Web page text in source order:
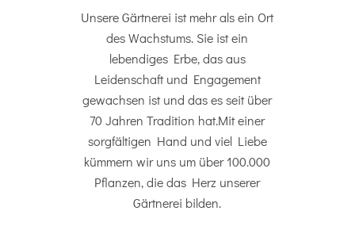
Unsere Gärtnerei ist mehr als ein Ort
des Wachstums. Sie ist ein
lebendiges Erbe, das aus
Leidenschaft und Engagement
gewachsen ist und das es seit über
70 Jahren Tradition hat.Mit einer
sorgfältigen Hand und viel Liebe
kümmern wir uns um über 100.000
Pflanzen, die das Herz unserer
Gärtnerei bilden.